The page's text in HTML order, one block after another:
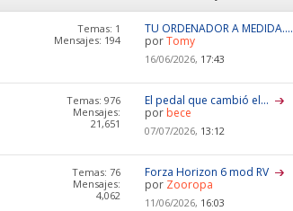
Temas: 1
Mensajes: 194
TU ORDENADOR A MEDIDA....
porTomy
16/06/2026, 17:43
Temas: 976
Mensajes:
21,651
El pedal que cambió el...
por bece
07/07/2026, 13:12
Temas: 76
Mensajes:
4,062
Forza Horizon 6 mod RV
por Zooropa
11/06/2026, 16:03